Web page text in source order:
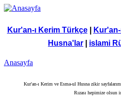
Ana içeriğe atla
Software.Com,
Web Tasarım,
Ücretsiz Firma
Rehberi
Firma
Rehberi,
Ücretsiz
Kur'an-ı Kerim Türkçe|
Husna'lar
islami
Anasayfa
Kur'an-ı Kerim ve Esma-ul Husna zikir
Rızası hepimize olsun